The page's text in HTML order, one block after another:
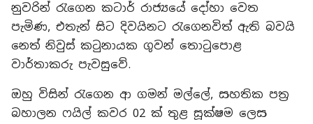
නුවරින් රැගෙන කටාර් රාජ්‍යයේ දෝහා වෙත
පැමිණ, එතැන් සිට දිවයිනට රැගෙනවිත් ඇති බවයි
නෙත් නිවුස් කටුනායක ගුවන් තොටුපොළ
වාර්තාකරු පැවසුවේ.
ඔහු විසින් රැගෙන ආ ගමන් මල්ලේ, සහතික පත්‍ර
බහාලන ෆයිල් කවර 02 ක් තුළ සූක්ෂම ලෙස